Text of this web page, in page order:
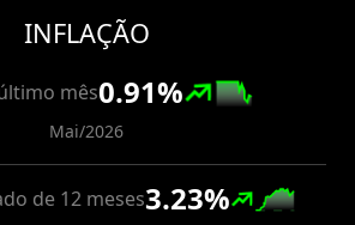
INFLAÇÃO
mês0.91%
Mai/2026
de 12 meses3.23%